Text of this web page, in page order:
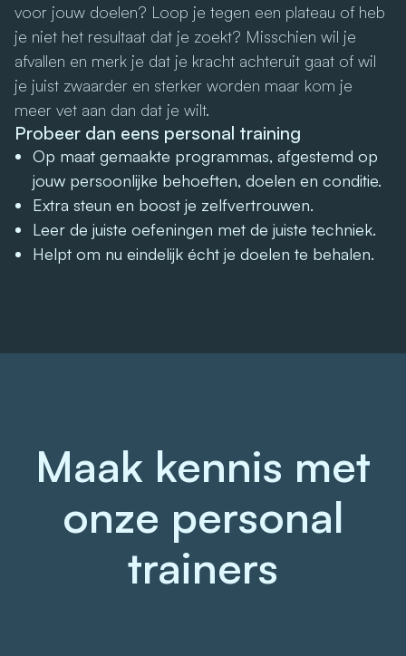
voor jouw doelen? Loop je tegen een plateau of heb
je niet het resultaat dat je zoekt? Misschien wil je
afvallen en merk je dat je kracht achteruit gaat of wil
je juist zwaarder en sterker worden maar kom je
meer vet aan dan dat je wilt.
Probeer dan eens personal training
Op maat gemaakte programmas, afgestemd op
jouw persoonlijke behoeften, doelen en conditie.
Extra steun en boost je zelfvertrouwen.
Leer de juiste oefeningen met de juiste techniek.
Helpt om nu eindelijk écht je doelen te behalen.
Maak kennis met
onze personal
trainers